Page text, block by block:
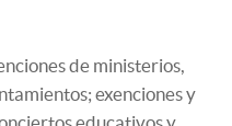
de ministerios,
exenciones y
educativos y